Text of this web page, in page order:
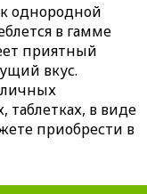
однородной
в гамме
приятный
вкус.
таблетках, в виде
приобрести в